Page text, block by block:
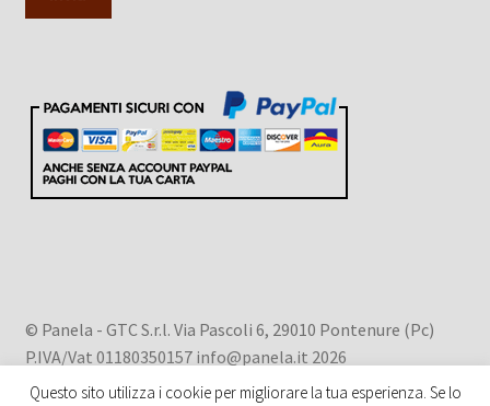
t
n
e
:
© Panela - GTC S.r.l. Via Pascoli 6, 29010 Pontenure (Pc)
P.IVA/Vat 01180350157 info@panela.it 2026
Privacy Policy.
Questo sito utilizza i cookie per migliorare la tua esperienza. Se lo